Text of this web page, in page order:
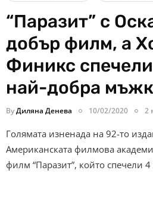
“Паразит” с
добър филм, а
Финикс
най-добра
ByДиляна Денева 10/02/2020 2
Голямата изненада на 92-то
Американската филмова
филм “Паразит”, който спечели 4